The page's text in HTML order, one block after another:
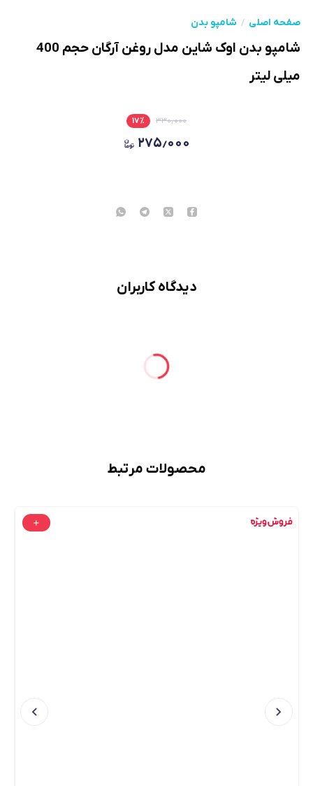
صفحه اصلی شامپو بدن
شامپو بدن اوک شاین مدل روغن آرگان حجم 400
میلی لیتر
۳۳۰٫۰۰۰ ۱۷٪
۲۷۵٫۰۰۰
دیدگاه کاربران
محصولات مرتبط